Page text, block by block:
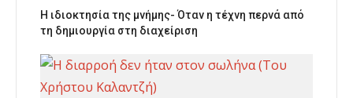
Η ιδιοκτησία της μνήμης- Όταν η τέχνη περνά από
τη δημιουργία στη διαχείριση